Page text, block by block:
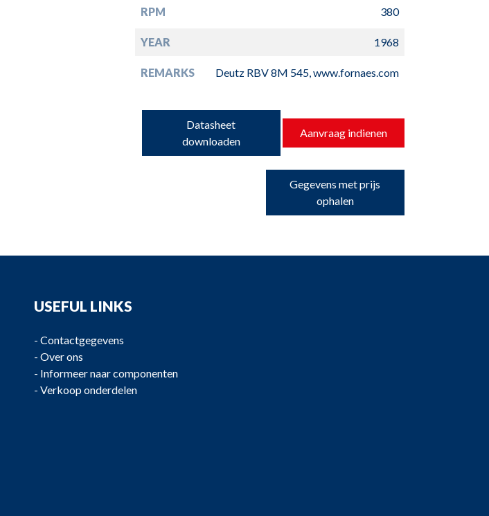
RPM 380
YEAR 1968
REMARKS Deutz RBV 8M 545, www.fornaes.com
Datasheet
downloaden
Aanvraag indienen
Gegevens met prijs
ophalen
USEFUL LINKS
- Contactgegevens
- Over ons
- Informeer naar componenten
- Verkoop onderdelen